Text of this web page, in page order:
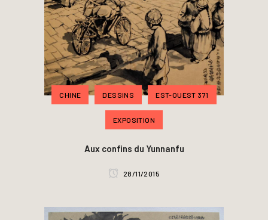
CHINE DESSINS EST-OUEST 371
EXPOSITION
Aux confins du Yunnanfu
28/11/2015